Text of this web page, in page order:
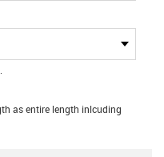
as entire length inlcuding